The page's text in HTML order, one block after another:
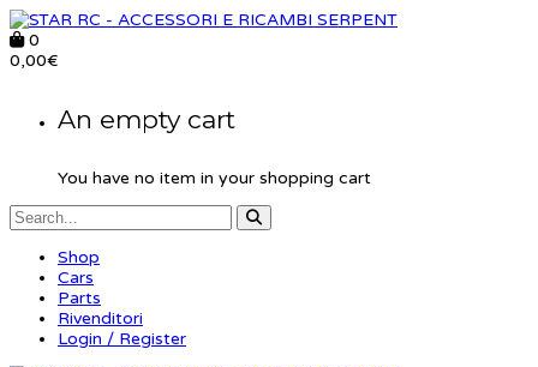
0
0,00€
An empty cart
You have no item in your shopping cart
Shop
Cars
Parts
Rivenditori
Login / Register